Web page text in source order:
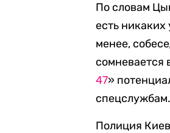
По словам
есть никаких
менее,
сомневается
47»
спецслужбам.
Полиция